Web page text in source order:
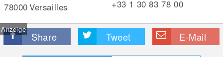
78000Versailles
+33 1 30 83 78 00
Anzeige
Share Tweet E-Mail